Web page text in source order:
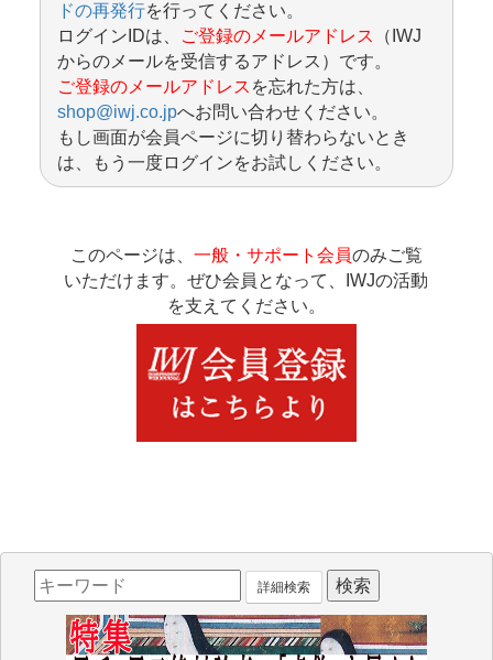
ドの再発行を行ってください。
ログインIDは、
ご登録のメールアドレス
（IWJ
からのメールを受信するアドレス）です。
ご登録のメールアドレス を忘れた方は、
shop@iwj.co.jpへお問い合わせください。
もし画面が会員ページに切り替わらないとき
は、もう一度ログインをお試しください。
このページは、 一般・サポート会員のみご覧
いただけます。ぜひ会員となって、IWJの活動
を支えてください。
詳細検索